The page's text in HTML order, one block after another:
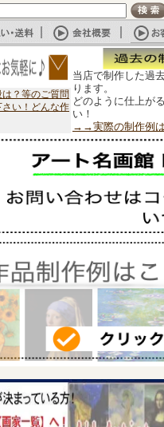
？等のご質問
い！どんな作
当店で制作した過
ります。
どのように仕上が
い！
→→実際の制作例